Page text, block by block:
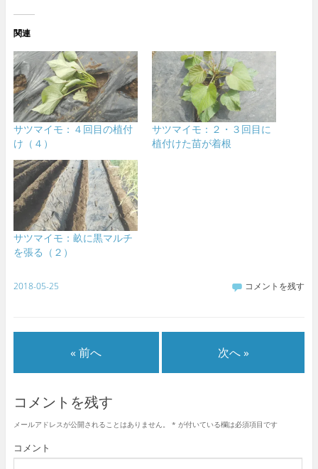
関連
サツマイモ：４回目の植付
け（４）
サツマイモ：２・３回目に
植付けた苗が着根
サツマイモ：畝に黒マルチ
を張る（２）
2018-05-25 コメントを残す
« 前へ 次へ »
コメントを残す
メールアドレスが公開されることはありません。 * が付いている欄は必須項目です
コメント